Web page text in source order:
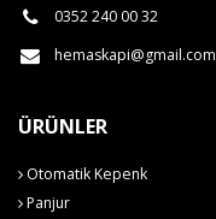
0352 240 00 32
hemaskapi@gmail.com
ÜRÜNLER
Otomatik Kepenk
Panjur